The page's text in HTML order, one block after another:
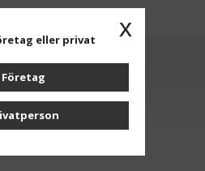
vårt nyhetsbrev
OK
x
eller privat
Företag